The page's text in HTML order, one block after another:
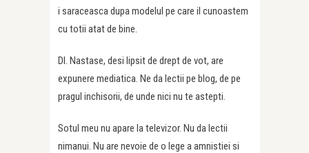
i saraceasca dupa modelul pe care il cunoastem
cu totii atat de bine.
Dl. Nastase, desi lipsit de drept de vot, are
expunere mediatica. Ne da lectii pe blog, de pe
pragul inchisorii, de unde nici nu te astepti.
Sotul meu nu apare la televizor. Nu da lectii
nimanui. Nu are nevoie de o lege a amnistiei si